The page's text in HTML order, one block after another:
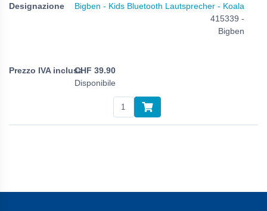
Bigben - Kids Bluetooth Lautsprecher - Koala
415339 -
Bigben
CHF 39.90
Disponibile